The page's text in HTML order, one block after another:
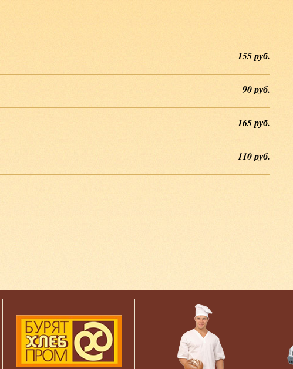
155 руб.
90 руб.
165 руб.
110 руб.
Печенье «Особое» без
сахара
фруктоза, яйца куриные
пищевые, отруби пшеничные,